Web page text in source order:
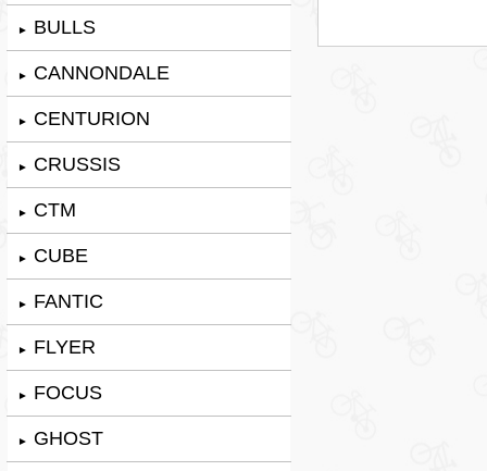
► BULLS
► CANNONDALE
► CENTURION
► CRUSSIS
► CTM
► CUBE
► FANTIC
► FLYER
► FOCUS
► GHOST